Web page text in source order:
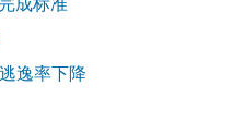
逸率下降